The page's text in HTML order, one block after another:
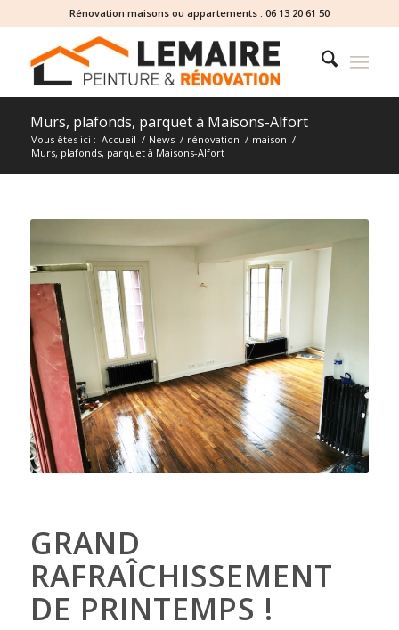
Rénovation maisons ou appartements : 06 13 20 61 50
Murs, plafonds, parquet à Maisons-Alfort
Vous êtes ici : Accueil / News / rénovation / maison /
Murs, plafonds, parquet à Maisons-Alfort
GRAND
RAFRAÎCHISSEMENT
DE PRINTEMPS !